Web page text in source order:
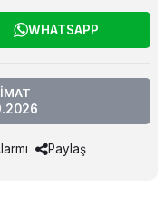
WHATSAPP
Paylaş